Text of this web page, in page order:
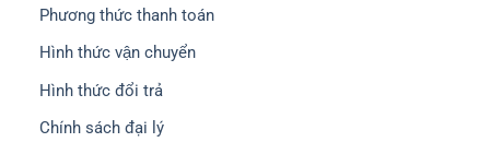
Phương thức thanh toán
Hình thức vận chuyển
Hình thức đổi trả
Chính sách đại lý